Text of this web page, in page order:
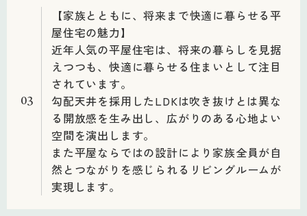
03
【家族とともに、将来まで快適に暮らせる平
屋住宅の魅力】
近年人気の平屋住宅は、将来の暮らしを見据
えつつも、快適に暮らせる住まいとして注目
されています。
勾配天井を採用したLDKは吹き抜けとは異な
る開放感を生み出し、広がりのある心地よい
空間を演出します。
また平屋ならではの設計により家族全員が自
然とつながりを感じられるリビングルームが
実現します。